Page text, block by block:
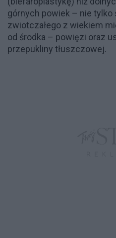
górnych powiek – nie tylko
zwiotczałego z wiekiem
od środka – powięzi oraz
przepukliny tłuszczowej.